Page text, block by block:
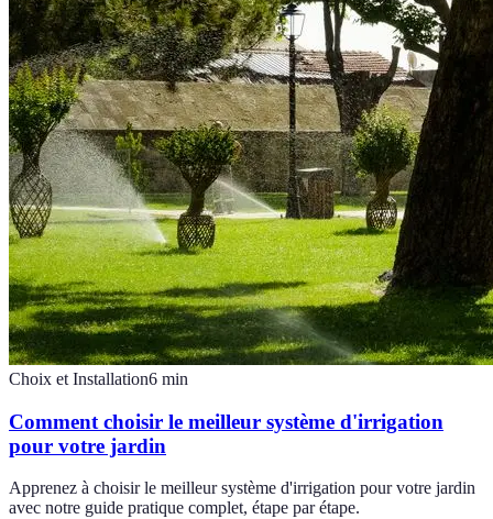
Choix et Installation6 min
Comment choisir le meilleur système d'irrigation
pour votre jardin
Apprenez à choisir le meilleur système d'irrigation pour votre jardin
avec notre guide pratique complet, étape par étape.